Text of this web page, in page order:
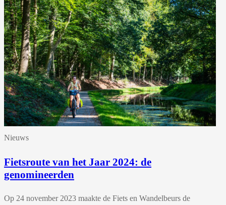
Nieuws
Fietsroute van het Jaar 2024: de
genomineerden
Op 24 november 2023 maakte de Fiets en Wandelbeurs de